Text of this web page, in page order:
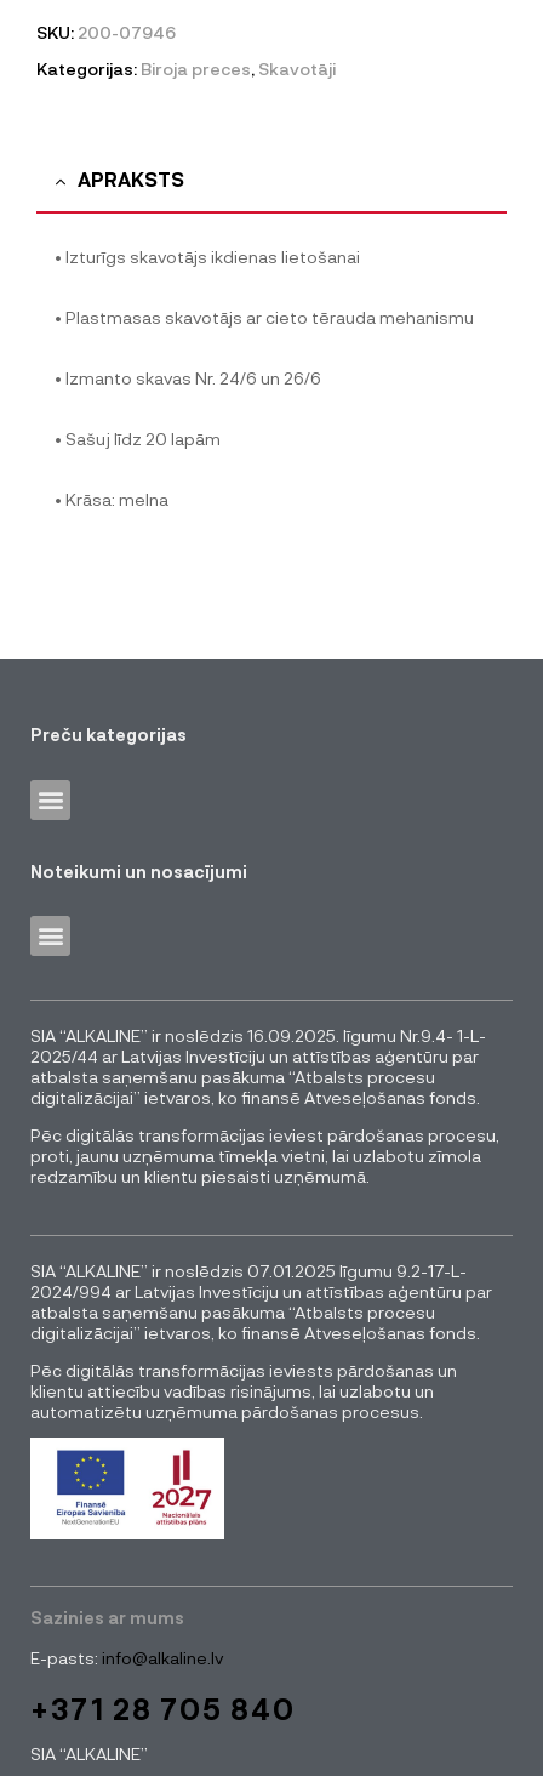
SKU: 200-07946
Kategorijas: Biroja preces, Skavotāji
APRAKSTS
• Izturīgs skavotājs ikdienas lietošanai
• Plastmasas skavotājs ar cieto tērauda mehanismu
• Izmanto skavas Nr. 24/6 un 26/6
• Sašuj līdz 20 lapām
• Krāsa: melna
Preču kategorijas
Noteikumi un nosacījumi
SIA “ALKALINE” ir noslēdzis 16.09.2025. līgumu Nr.9.4- 1-L-
2025/44 ar Latvijas Investīciju un attīstības aģentūru par
atbalsta saņemšanu pasākuma “Atbalsts procesu
digitalizācijai” ietvaros, ko finansē Atveseļošanas fonds.
Pēc digitālās transformācijas ieviest pārdošanas procesu,
proti, jaunu uzņēmuma tīmekļa vietni, lai uzlabotu zīmola
redzamību un klientu piesaisti uzņēmumā.
SIA “ALKALINE” ir noslēdzis 07.01.2025 līgumu 9.2-17-L-
2024/994 ar Latvijas Investīciju un attīstības aģentūru par
atbalsta saņemšanu pasākuma “Atbalsts procesu
digitalizācijai” ietvaros, ko finansē Atveseļošanas fonds.
Pēc digitālās transformācijas ieviests pārdošanas un
klientu attiecību vadības risinājums, lai uzlabotu un
automatizētu uzņēmuma pārdošanas procesus.
Sazinies ar mums
E-pasts: info@alkaline.lv
+371 28 705 840
SIA “ALKALINE”